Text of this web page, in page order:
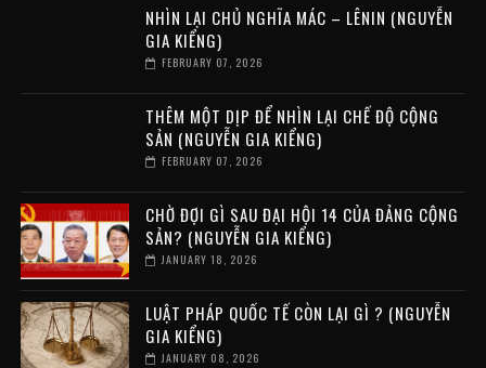
NHÌN LẠI CHỦ NGHĨA MÁC – LÊNIN (NGUYỄN
GIA KIỂNG)
FEBRUARY 07, 2026
THÊM MỘT DỊP ĐỂ NHÌN LẠI CHẾ ĐỘ CỘNG
SẢN (NGUYỄN GIA KIỂNG)
FEBRUARY 07, 2026
CHỜ ĐỢI GÌ SAU ĐẠI HỘI 14 CỦA ĐẢNG CỘNG
SẢN? (NGUYỄN GIA KIỂNG)
JANUARY 18, 2026
LUẬT PHÁP QUỐC TẾ CÒN LẠI GÌ ? (NGUYỄN
GIA KIỂNG)
JANUARY 08, 2026